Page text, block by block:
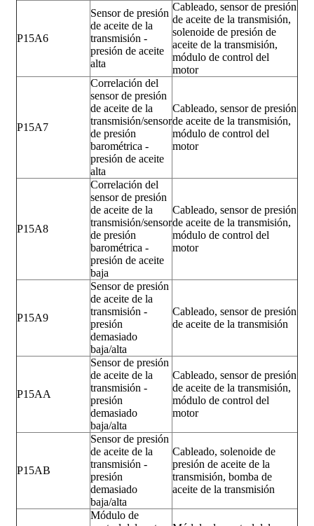
P15A6
Sensor de presión
de aceite de la
transmisión -
presión de aceite
alta
Cableado, sensor de presión
de aceite de la transmisión,
solenoide de presión de
aceite de la transmisión,
módulo de control del
motor
P15A7
Correlación del
sensor de presión
de aceite de la
transmisión/sensor
de presión
barométrica -
presión de aceite
alta
Cableado, sensor de presión
de aceite de la transmisión,
módulo de control del
motor
P15A8
Correlación del
sensor de presión
de aceite de la
transmisión/sensor
de presión
barométrica -
presión de aceite
baja
Cableado, sensor de presión
de aceite de la transmisión,
módulo de control del
motor
P15A9
Sensor de presión
de aceite de la
transmisión -
presión
demasiado
baja/alta
Cableado, sensor de presión
de aceite de la transmisión
P15AA
Sensor de presión
de aceite de la
transmisión -
presión
demasiado
baja/alta
Cableado, sensor de presión
de aceite de la transmisión,
módulo de control del
motor
P15AB
Sensor de presión
de aceite de la
transmisión -
presión
demasiado
baja/alta
Cableado, solenoide de
presión de aceite de la
transmisión, bomba de
aceite de la transmisión
Módulo de